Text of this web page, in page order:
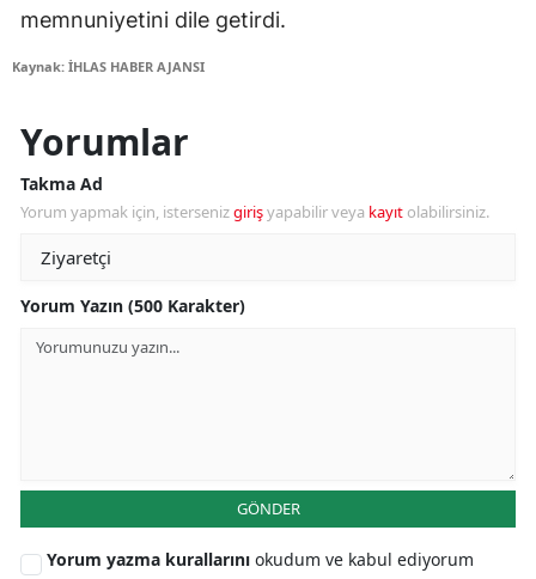
memnuniyetini dile getirdi.
Kaynak: İHLAS HABER AJANSI
Yorumlar
Takma Ad
Yorum yapmak için, istersenizgirişyapabilir veya kayıt olabilirsiniz.
Yorum Yazın (500 Karakter)
GÖNDER
Yorum yazma kurallarını okudum ve kabul ediyorum